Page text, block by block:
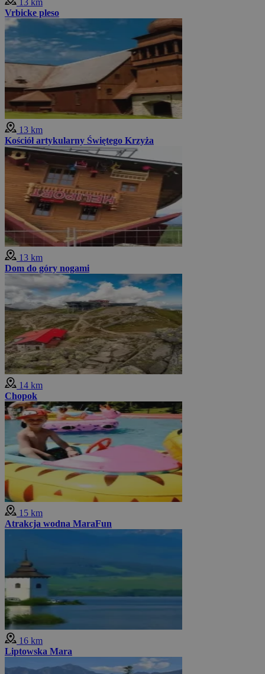
13 km
Vrbicke pleso
13 km
Kościół artykularny Świętego Krzyża
13 km
Dom do góry nogami
14 km
Chopok
15 km
Atrakcja wodna MaraFun
16 km
Liptowska Mara